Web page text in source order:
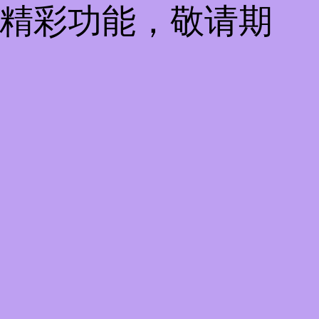
彩功能，敬请期